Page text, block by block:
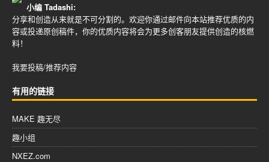
小编 Tadashi:
分享和创造从来就是不可分割的。欢迎你通过邮件向本站推荐优质的内
容或投递原创稿件，你的优质内容将会为更多创客朋友提供创造的核燃
料！
我要投稿/推荐内容
有用的链接
MAKE 趣无尽
趣小组
NXEZ.com